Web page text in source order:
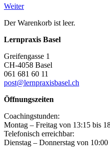
Weiter
Der Warenkorb ist leer.
Lernpraxis Basel
Greifengasse 1
CH-4058 Basel
061 681 60 11
post@lernpraxisbasel.ch
Öffnungszeiten
Coachingstunden:
Montag – Freitag von 13:15 bis
Telefonisch erreichbar:
Dienstag – Donnerstag von